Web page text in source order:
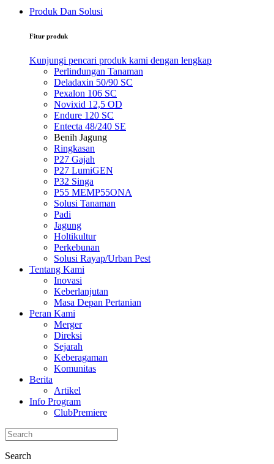
Produk Dan Solusi
Fitur produk
Kunjungi pencari produk kami dengan lengkap
Perlindungan Tanaman
Deladaxin 50/90 SC
Pexalon 106 SC
Novixid 12,5 OD
Endure 120 SC
Entecta 48/240 SE
Benih Jagung
Ringkasan
P27 Gajah
P27 LumiGEN
P32 Singa
P55 MEMP55ONA
Solusi Tanaman
Padi
Jagung
Holtikultur
Perkebunan
Solusi Rayap/Urban Pest
Tentang Kami
Inovasi
Keberlanjutan
Masa Depan Pertanian
Peran Kami
Merger
Direksi
Sejarah
Keberagaman
Komunitas
Berita
Artikel
Info Program
ClubPremiere
Search